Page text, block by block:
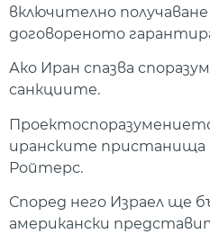
включително
договореното
Ако Иран спазва
санкциите.
иранските пристанища
Ройтерс.
Според него Израел ще
американски